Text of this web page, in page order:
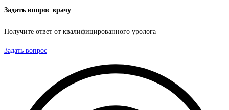
Задать вопрос врачу
Получите ответ от квалифицированного уролога
Задать вопрос